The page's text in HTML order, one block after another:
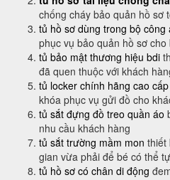
chống cháy bảo quản hồ sơ
tủ hồ sơ dùng trong bộ công
phục vụ bảo quản hồ sơ
tủ bảo mật thương hiệu bdi
đã quen thuộc với khách
tủ locker chính hãng cao cấp
khóa phục vụ gửi đồ cho
tủ sắt đựng đồ treo quần áo
nhu cầu khách hàng
tủ sắt trường mầm mon thiết
gian vừa phải để bé có thể
tủ hồ sơ có chân di động